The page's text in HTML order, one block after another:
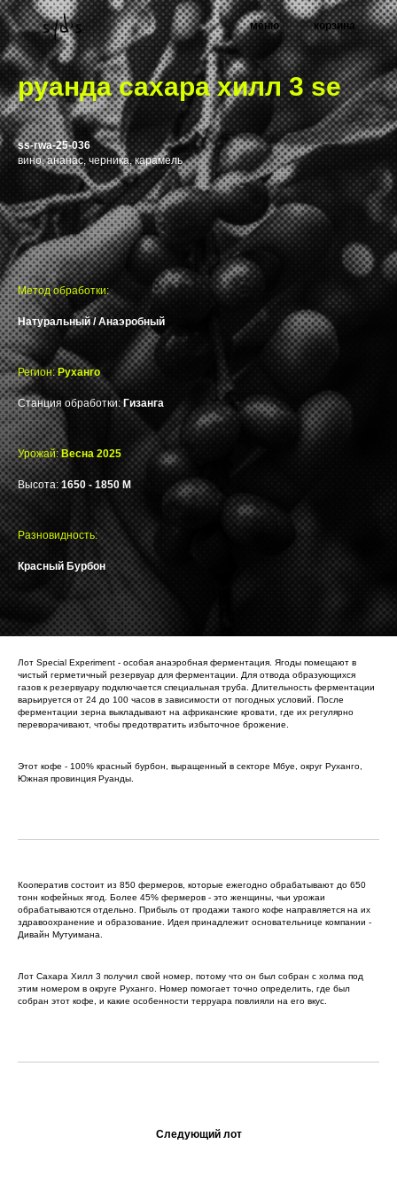
меню корзина
руанда сахара хилл 3 se
ss-rwa-25-036
вино, ананас, черника, карамель
Метод обработки:
Натуральный / Анаэробный
Регион:Руханго
Станция обработки:Гизанга
Урожай:Весна 2025
Высота:1650 - 1850 М
Разновидность:
Красный Бурбон
Лот Special Experiment - особая анаэробная ферментация. Ягоды помещают в
чистый герметичный резервуар для ферментации. Для отвода образующихся
газов к резервуару подключается специальная труба. Длительность ферментации
варьируется от 24 до 100 часов в зависимости от погодных условий. После
ферментации зерна выкладывают на африканские кровати, где их регулярно
переворачивают, чтобы предотвратить избыточное брожение.
Этот кофе - 100% красный бурбон, выращенный в секторе Мбуе, округ Руханго,
Южная провинция Руанды.
Кооператив состоит из 850 фермеров, которые ежегодно обрабатывают до 650
тонн кофейных ягод. Более 45% фермеров - это женщины, чьи урожаи
обрабатываются отдельно. Прибыль от продажи такого кофе направляется на их
здравоохранение и образование. Идея принадлежит основательнице компании -
Дивайн Мутуимана.
Лот Сахара Хилл 3 получил свой номер, потому что он был собран с холма под
этим номером в округе Руханго. Номер помогает точно определить, где был
собран этот кофе, и какие особенности терруара повлияли на его вкус.
Следующий лот